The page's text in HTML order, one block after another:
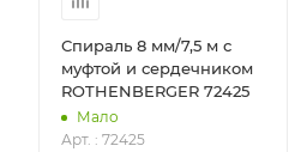
Спираль 8 мм/7,5 м с
муфтой и сердечником
ROTHENBERGER 72425
Мало
Арт. : 72425